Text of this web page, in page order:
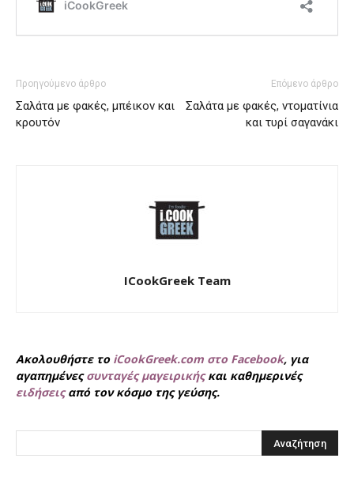
Προηγούμενο άρθρο
Σαλάτα με φακές, μπέικον και
κρουτόν
Επόμενο άρθρο
Σαλάτα με φακές, ντοματίνια
και τυρί σαγανάκι
ICookGreek Team
Ακολουθήστε το iCookGreek.com στο Facebook, για
αγαπημένεςσυνταγές μαγειρικήςκαι καθημερινές
ειδήσειςαπό τον κόσμο της γεύσης.